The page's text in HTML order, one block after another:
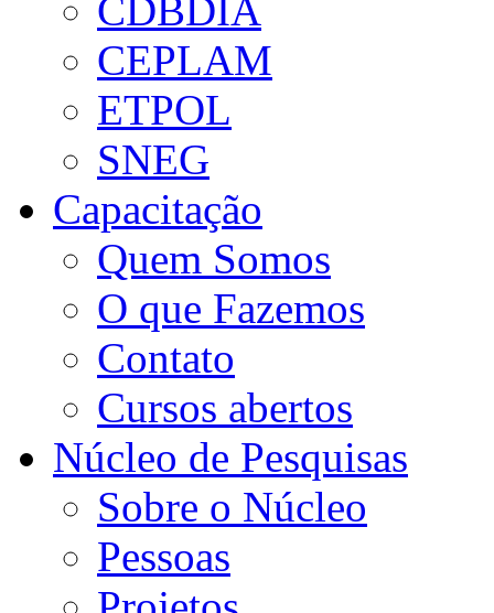
CDBDIA
CEPLAM
ETPOL
SNEG
Capacitação
Quem Somos
O que Fazemos
Contato
Cursos abertos
Núcleo de Pesquisas
Sobre o Núcleo
Pessoas